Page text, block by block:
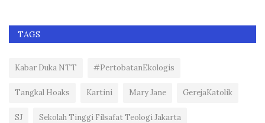
TAGS
Kabar Duka NTT #PertobatanEkologis
Tangkal Hoaks Kartini Mary Jane GerejaKatolik
SJ Sekolah Tinggi Filsafat Teologi Jakarta